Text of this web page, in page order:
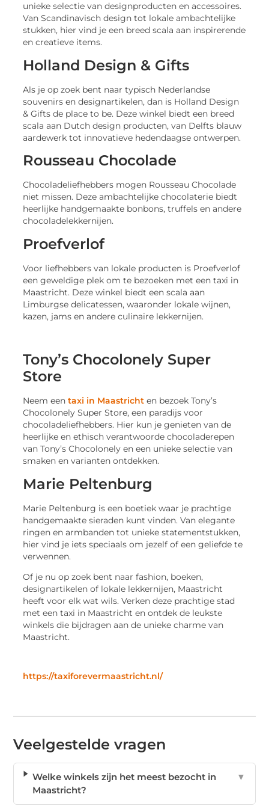
unieke selectie van designproducten en accessoires.
Van Scandinavisch design tot lokale ambachtelijke
stukken, hier vind je een breed scala aan inspirerende
en creatieve items.
Holland Design & Gifts
Als je op zoek bent naar typisch Nederlandse
souvenirs en designartikelen, dan is Holland Design
& Gifts de place to be. Deze winkel biedt een breed
scala aan Dutch design producten, van Delfts blauw
aardewerk tot innovatieve hedendaagse ontwerpen.
Rousseau Chocolade
Chocoladeliefhebbers mogen Rousseau Chocolade
niet missen. Deze ambachtelijke chocolaterie biedt
heerlijke handgemaakte bonbons, truffels en andere
chocoladelekkernijen.
Proefverlof
Voor liefhebbers van lokale producten is Proefverlof
een geweldige plek om te bezoeken met een taxi in
Maastricht. Deze winkel biedt een scala aan
Limburgse delicatessen, waaronder lokale wijnen,
kazen, jams en andere culinaire lekkernijen.
Tony’s Chocolonely Super
Store
Neem eentaxi in Maastricht en bezoek Tony’s
Chocolonely Super Store, een paradijs voor
chocoladeliefhebbers. Hier kun je genieten van de
heerlijke en ethisch verantwoorde chocoladerepen
van Tony’s Chocolonely en een unieke selectie van
smaken en varianten ontdekken.
Marie Peltenburg
Marie Peltenburg is een boetiek waar je prachtige
handgemaakte sieraden kunt vinden. Van elegante
ringen en armbanden tot unieke statementstukken,
hier vind je iets speciaals om jezelf of een geliefde te
verwennen.
Of je nu op zoek bent naar fashion, boeken,
designartikelen of lokale lekkernijen, Maastricht
heeft voor elk wat wils. Verken deze prachtige stad
met een taxi in Maastricht en ontdek de leukste
winkels die bijdragen aan de unieke charme van
Maastricht.
https://taxiforevermaastricht.nl/
Veelgestelde vragen
Welke winkels zijn het meest bezocht in
Maastricht?
▼